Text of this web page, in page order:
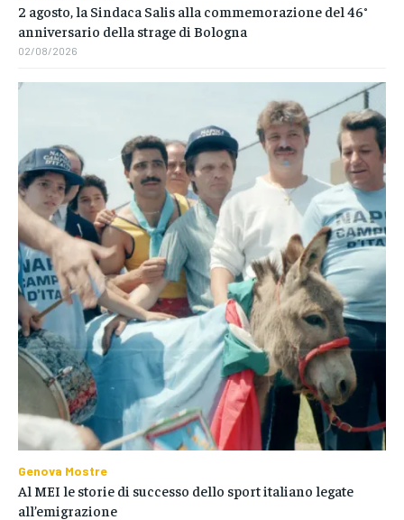
2 agosto, la Sindaca Salis alla commemorazione del 46°
anniversario della strage di Bologna
02/08/2026
Genova Mostre
Al MEI le storie di successo dello sport italiano legate
all’emigrazione